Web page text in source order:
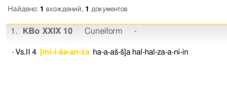
Найдено: 1 вхождений, 1 документов
1. KBo XXIX 10 Cuneiform -
· Vs.II 4 [mi-i-ša-an-za ha-a-aš-š]a hal-hal-za-a-ni-in